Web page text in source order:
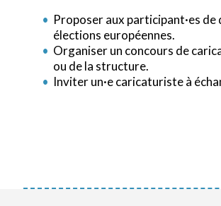
Proposer aux participant·es
élections européennes.
Organiser un concours de
ou de la structure.
Inviter un·e caricaturiste à